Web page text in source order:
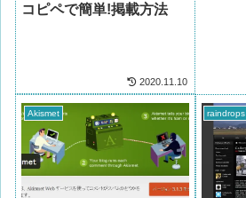
コピペで簡単!掲載方法
2020.11.10
Akismet raindrops